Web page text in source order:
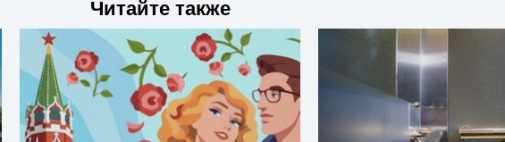
Читайте также